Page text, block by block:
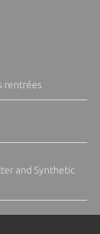
rentrées
and Synthetic